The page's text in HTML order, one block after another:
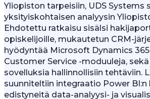
Yliopiston tarpeisiin, UDS Systems
yksityiskohtaisen analyysin
Ehdotettu ratkaisu sisälsi
opiskelijoille, mukautetun CRM-
hyödyntää Microsoft Dynamics 365
Customer Service -moduuleja,
sovelluksia hallinnollisiin tehtäviin.
suunniteltiin integraatio Power BI:n
edistyneitä data-analyysi- ja